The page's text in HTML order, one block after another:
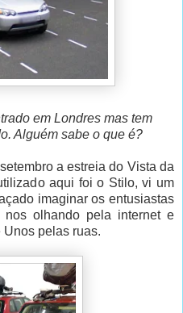
em Londres mas tem
Alguém sabe o que é?
a estreia do Vista da
aqui foi o Stilo, vi um
imaginar os entusiastas
olhando pela internet e
pelas ruas.